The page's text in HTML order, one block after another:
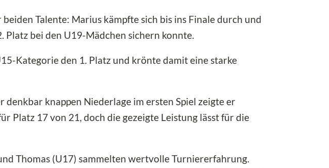
Talente: Marius kämpfte sich bis ins Finale durch und
bei den U19-Mädchen sichern konnte.
Kategorie den 1. Platz und krönte damit eine starke
knappen Niederlage im ersten Spiel zeigte er
Platz 17 von 21, doch die gezeigte Leistung lässt für die
Thomas (U17) sammelten wertvolle Turniererfahrung.